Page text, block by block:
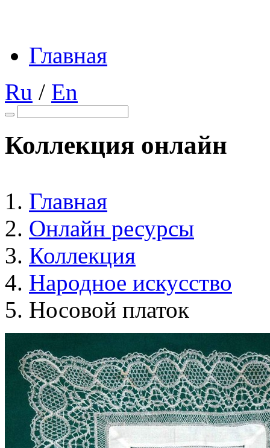
Главная
Ru / En
Коллекция онлайн
Главная
Онлайн ресурсы
Коллекция
Народное искусство
Носовой платок